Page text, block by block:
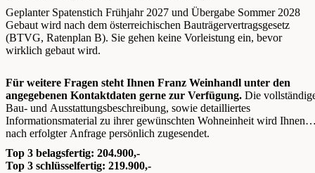
Geplanter Spatenstich Frühjahr 2027 und Übergabe Sommer 2028
Gebaut wird nach dem österreichischen Bauträgervertragsgesetz
(BTVG, Ratenplan B). Sie gehen keine Vorleistung ein, bevor
wirklich gebaut wird.
Für weitere Fragen steht Ihnen Franz Weinhandl unter den
angegebenen Kontaktdaten gerne zur Verfügung. Die
Bau- und Ausstattungsbeschreibung, sowie detailliertes
Informationsmaterial zu ihrer gewünschten Wohneinheit wird Ihnen
nach erfolgter Anfrage persönlich zugesendet.
Top 3 belagsfertig: 204.900,-
Top 3 schlüsselfertig: 219.900,-